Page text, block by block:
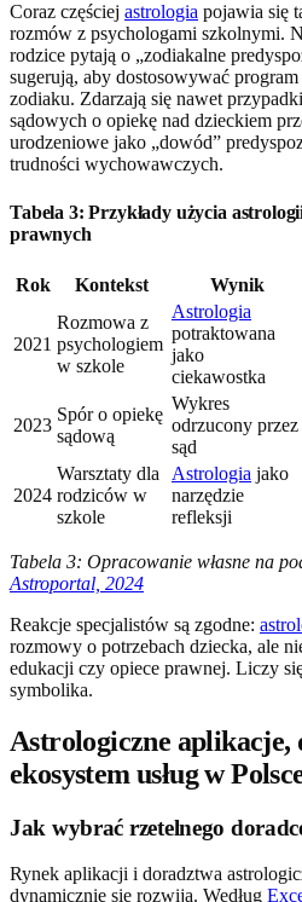
Coraz częściej astrologia pojawia się
rozmów z psychologami szkolnymi.
rodzice pytają o „zodiakalne
sugerują, aby dostosowywać
zodiaku. Zdarzają się nawet
sądowych o opiekę nad dzieckiem
urodzeniowe jako „dowód”
trudności wychowawczych.
Tabela 3: Przykłady użycia
prawnych
Rok Kontekst Wynik
2021
Rozmowa z
psychologiem
w szkole
Astrologia
potraktowana
jako
ciekawostka
2023
Spór o opiekę
sądową
Wykres
odrzucony przez
sąd
2024
Warsztaty dla
rodziców w
szkole
Astrologia jako
narzędzie
refleksji
Tabela 3: Opracowanie własne na
Astroportal, 2024
Reakcje specjalistów są zgodne:
rozmowy o potrzebach dziecka, ale
edukacji czy opiece prawnej. Liczy
symbolika.
Astrologiczne aplikacje,
ekosystem usług w
Jak wybrać rzetelnego
Rynek aplikacji i doradztwa
dynamicznie się rozwija. Według